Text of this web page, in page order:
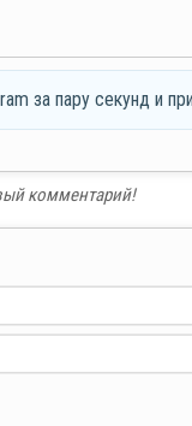
за пару секунд и